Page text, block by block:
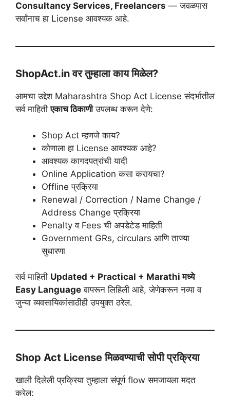
Consultancy Services, Freelancers — जवळपास
सर्वांनाच हा License आवश्यक आहे.
ShopAct.in वर तुम्हाला काय मिळेल?
आमचा उद्देश Maharashtra Shop Act License संदर्भातील
सर्व माहितीएकाच ठिकाणीउपलब्ध करून देणे:
Shop Act म्हणजे काय?
कोणाला हा License आवश्यक आहे?
आवश्यक कागदपत्रांची यादी
Online Application कसा करायचा?
Offline प्रक्रिया
Renewal / Correction / Name Change /
Address Change प्रक्रिया
Penalty व Fees ची अपडेटेड माहिती
Government GRs, circulars आणि ताज्या
सुधारणा
सर्व माहिती Updated + Practical + Marathi मध्ये
Easy Language वापरून लिहिली आहे, जेणेकरून नव्या व
जुन्या व्यवसायिकांसाठीही उपयुक्त ठरेल.
Shop Act License मिळवण्याची सोपी प्रक्रिया
खाली दिलेली प्रक्रिया तुम्हाला संपूर्ण flow समजायला मदत
करेल: